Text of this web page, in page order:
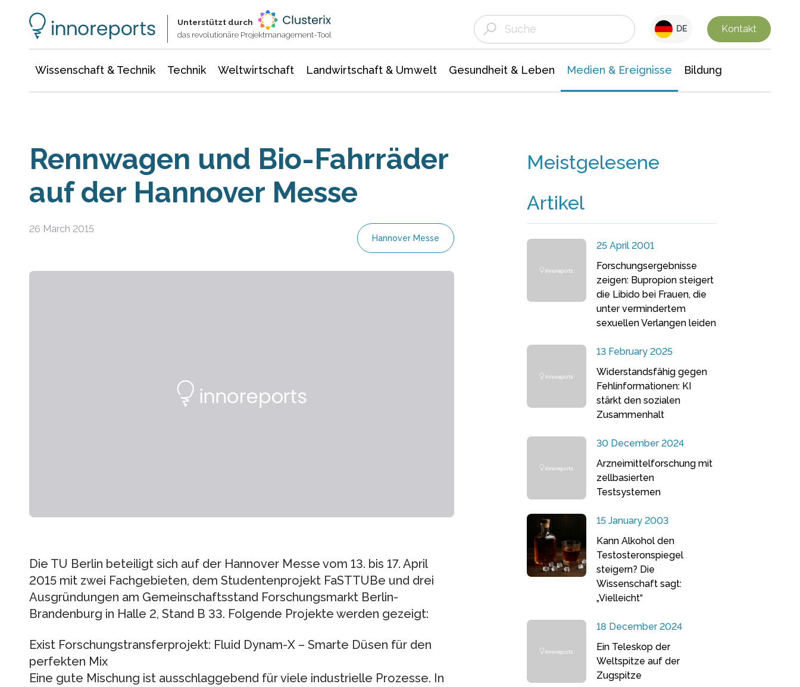
Unterstützt durch
das revolutionäre Projektmanagement-Tool
DE Kontakt
Wissenschaft & Technik Technik Weltwirtschaft Landwirtschaft & Umwelt Gesundheit & Leben Medien & Ereignisse Bildung
Rennwagen und Bio-Fahrräder
auf der Hannover Messe
26 March 2015
Hannover Messe
Die TU Berlin beteiligt sich auf der Hannover Messe vom 13. bis 17. April
2015 mit zwei Fachgebieten, dem Studentenprojekt FaSTTUBe und drei
Ausgründungen am Gemeinschaftsstand Forschungsmarkt Berlin-
Brandenburg in Halle 2, Stand B 33. Folgende Projekte werden gezeigt:
Exist Forschungstransferprojekt: Fluid Dynam-X – Smarte Düsen für den
perfekten Mix
Eine gute Mischung ist ausschlaggebend für viele industrielle Prozesse. In
Meistgelesene
Artikel
25 April 2001
Forschungsergebnisse
zeigen: Bupropion steigert
die Libido bei Frauen, die
unter vermindertem
sexuellen Verlangen leiden
13 February 2025
Widerstandsfähig gegen
Fehlinformationen: KI
stärkt den sozialen
Zusammenhalt
30 December 2024
Arzneimittelforschung mit
zellbasierten
Testsystemen
15 January 2003
Kann Alkohol den
Testosteronspiegel
steigern? Die
Wissenschaft sagt:
„Vielleicht“
18 December 2024
Ein Teleskop der
Weltspitze auf der
Zugspitze